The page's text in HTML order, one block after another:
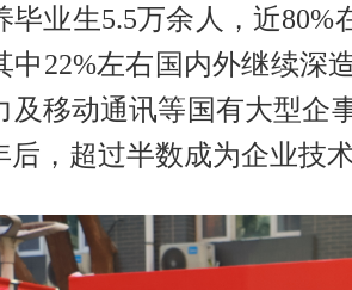
毕业生5.5万余人，近
中22%左右国内外继续深
及移动通讯等国有大型企
，超过半数成为企业技